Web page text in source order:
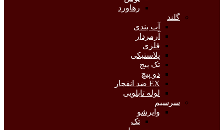
رهاورد
گلند
آب بندی
آرمردار
فلزی
پلاستیکی
تک پیچ
دو پیچ
EX ضد انفجار
لوله تابلویی
سرسیم
وایرشو
تک